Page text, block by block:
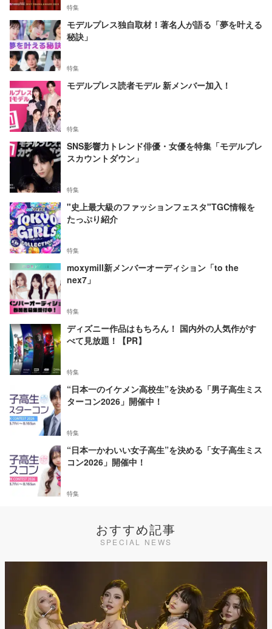
特集
モデルプレス独自取材！著名人が語る「夢を叶える
秘訣」
特集
モデルプレス読者モデル 新メンバー加入！
特集
SNS影響力トレンド俳優・女優を特集「モデルプレ
スカウントダウン」
特集
"史上最大級のファッションフェスタ"TGC情報を
たっぷり紹介
特集
moxymill新メンバーオーディション「to the
nex7」
特集
ディズニー作品はもちろん！ 国内外の人気作がす
べて見放題！【PR】
特集
“日本一のイケメン高校生”を決める「男子高生ミス
ターコン2026」開催中！
特集
“日本一かわいい女子高生”を決める「女子高生ミス
コン2026」開催中！
特集
おすすめ記事
SPECIAL NEWS